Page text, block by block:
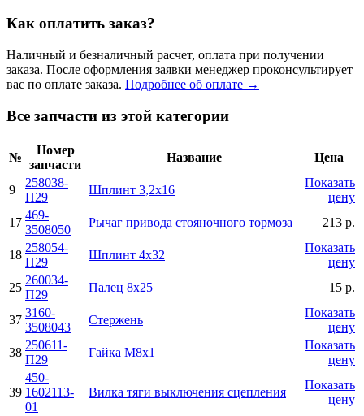
Как оплатить заказ?
Наличный и безналичный расчет, оплата при получении
заказа. После оформления заявки менеджер проконсультирует
вас по оплате заказа. Подробнее об оплате →
Все запчасти из этой категории
№
Номер
запчасти
Название Цена
9
258038-
П29
Шплинт 3,2х16
Показать
цену
17
469-
3508050
Рычаг привода стояночного тормоза 213 р.
18
258054-
П29
Шплинт 4х32
Показать
цену
25
260034-
П29
Палец 8х25 15 р.
37
3160-
3508043
Стержень
Показать
цену
38
250611-
П29
Гайка М8х1
Показать
цену
39
450-
1602113-
01
Вилка тяги выключения сцепления
Показать
цену